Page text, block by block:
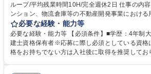
ループ/平均残業時間10H/完全週休2日 仕事の内容 オフィスビル、賃貸マ
ンション、物流倉庫等の不動産開発事業におけ
貸運営、売却、仲介・活用提案等を行う営業部門
いただきます。 【詳細】・契約書管理、契約書製本、捺印対応、ファイリ
ング、登記簿取得、調書取得・支払業務（各種費
求・支払データ登録、取引先マスター申請対応）
必要な経験・能力等
必要な経験・能力等 【必須条件】■学歴：4年制
建士資格保有者※応募に際し必須としている資格
格をお持ちでない方は入社後に取得を推奨してお